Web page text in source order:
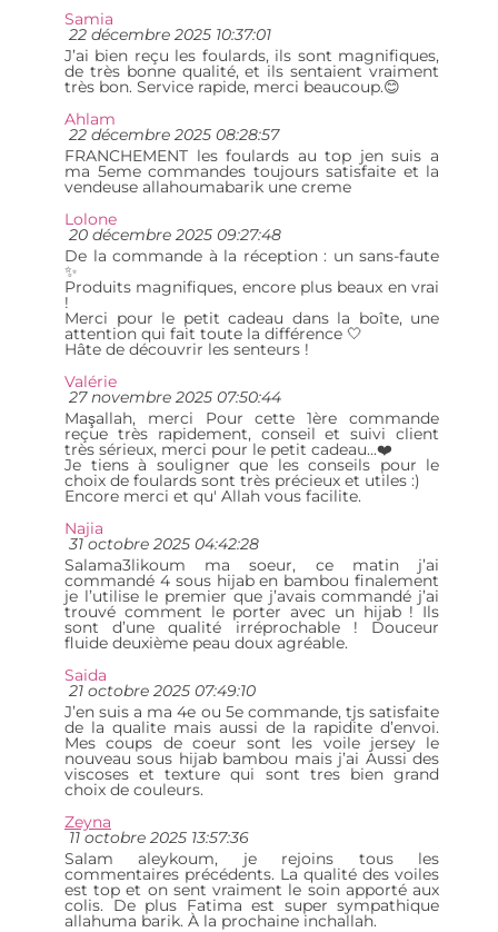
Samia
22 décembre 2025 10:37:01
J’ai bien reçu les foulards, ils sont magnifiques,
de très bonne qualité, et ils sentaient vraiment
très bon. Service rapide, merci beaucoup.😊
Ahlam
22 décembre 2025 08:28:57
FRANCHEMENT les foulards au top jen suis a
ma 5eme commandes toujours satisfaite et la
vendeuse allahoumabarik une creme
Lolone
20 décembre 2025 09:27:48
De la commande à la réception : un sans-faute
✨
Produits magnifiques, encore plus beaux en vrai
!
Merci pour le petit cadeau dans la boîte, une
attention qui fait toute la différence 🤍
Hâte de découvrir les senteurs !
Valérie
27 novembre 2025 07:50:44
Maşallah, merci Pour cette 1ère commande
reçue très rapidement, conseil et suivi client
très sérieux, merci pour le petit cadeau...❤️
Je tiens à souligner que les conseils pour le
choix de foulards sont très précieux et utiles :)
Encore merci et qu' Allah vous facilite.
Najia
31 octobre 2025 04:42:28
Salama3likoum ma soeur, ce matin j’ai
commandé 4 sous hijab en bambou finalement
je l’utilise le premier que j’avais commandé j’ai
trouvé comment le porter avec un hijab ! Ils
sont d’une qualité irréprochable ! Douceur
fluide deuxième peau doux agréable.
Saida
21 octobre 2025 07:49:10
J’en suis a ma 4e ou 5e commande, tjs satisfaite
de la qualite mais aussi de la rapidite d’envoi.
Mes coups de coeur sont les voile jersey le
nouveau sous hijab bambou mais j’ai Aussi des
viscoses et texture qui sont tres bien grand
choix de couleurs.
Zeyna
11 octobre 2025 13:57:36
Salam aleykoum, je rejoins tous les
commentaires précédents. La qualité des voiles
est top et on sent vraiment le soin apporté aux
colis. De plus Fatima est super sympathique
allahuma barik. À la prochaine inchallah.